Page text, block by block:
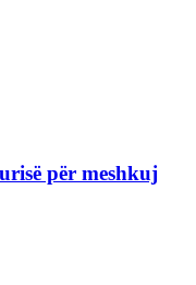
për meshkuj